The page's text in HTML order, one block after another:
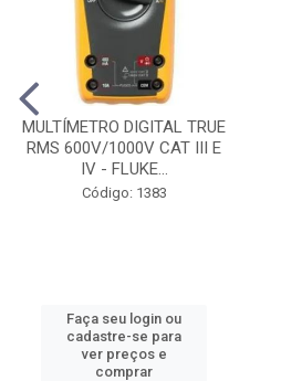
MULTÍMETRO DIGITAL TRUE
RMS 600V/1000V CAT III E
IV - FLUKE...
Código: 1383
Faça seu login ou
cadastre-se para
ver preços e
comprar